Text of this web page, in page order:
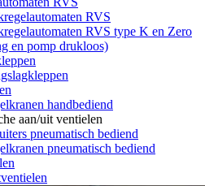
RVS
RVS type K en Zero
en pomp drukloos)
handbediend
aan/uit ventielen
pneumatisch bediend
pneumatisch bediend